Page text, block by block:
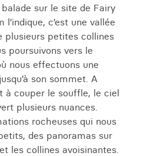
sur le site de Fairy
c’est une vallée
plusieurs petites collines
poursuivons vers le
nous effectuons une
son sommet. A
à couper le souffle, le ciel
plusieurs nuances.
rocheuses qui nous
des panoramas sur
les collines avoisinantes.